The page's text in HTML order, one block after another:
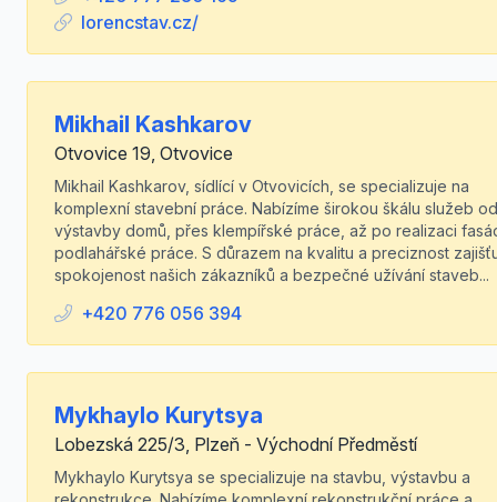
lorencstav.cz/
Mikhail Kashkarov
Otvovice 19, Otvovice
Mikhail Kashkarov, sídlící v Otvovicích, se specializuje na
komplexní stavební práce. Nabízíme širokou škálu služeb od
výstavby domů, přes klempířské práce, až po realizaci
podlahářské práce. S důrazem na kvalitu a preciznost
spokojenost našich zákazníků a bezpečné užívání staveb...
+420 776 056 394
Mykhaylo Kurytsya
Lobezská 225/3, Plzeň - Východní Předměstí
Mykhaylo Kurytsya se specializuje na stavbu, výstavbu a